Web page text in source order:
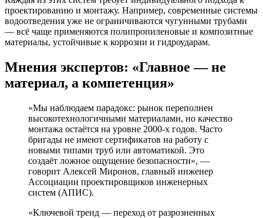
проектированию и монтажу. Например, современные системы
водоотведения уже не ограничиваются чугунными трубами
— всё чаще применяются полипропиленовые и композитные
материалы, устойчивые к коррозии и гидроударам.
Мнения экспертов: «Главное — не
материал, а компетенция»
«Мы наблюдаем парадокс: рынок переполнен
высокотехнологичными материалами, но качество
монтажа остаётся на уровне 2000-х годов. Часто
бригады не имеют сертификатов на работу с
новыми типами труб или автоматикой. Это
создаёт ложное ощущение безопасности», —
говорит Алексей Миронов, главный инженер
Ассоциации проектировщиков инженерных
систем (АПИС).
«Ключевой тренд — переход от разрозненных